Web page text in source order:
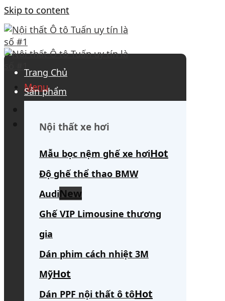
Skip to content
Menu
Search for:
Trang Chủ
Sản phẩm
Nội thất xe hơi
Mẫu bọc nệm ghế xe hơi
Độ ghế thể thao BMW
Audi
Ghế VIP Limousine thương
gia
Dán phim cách nhiệt 3M
Mỹ
Dán PPF nội thất ô tô